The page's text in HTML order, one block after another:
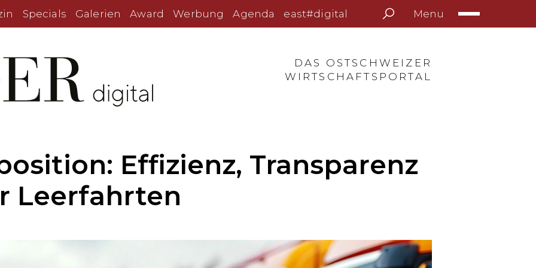
Specials Galerien Award Werbung Agenda east#digital Menu
DAS OSTSCHWEIZER
WIRTSCHAFTSPORTAL
Effizienz, Transparenz
Leerfahrten